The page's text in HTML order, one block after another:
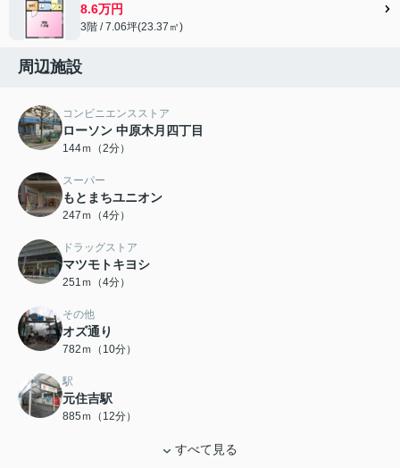
8.6万円
3階 / 7.06坪(23.37㎡)
周辺施設
コンビニエンスストア
ローソン 中原木月四丁目
144ｍ（2分）
スーパー
もとまちユニオン
247ｍ（4分）
ドラッグストア
マツモトキヨシ
251ｍ（4分）
その他
オズ通り
782ｍ（10分）
駅
元住吉駅
885ｍ（12分）
すべて見る